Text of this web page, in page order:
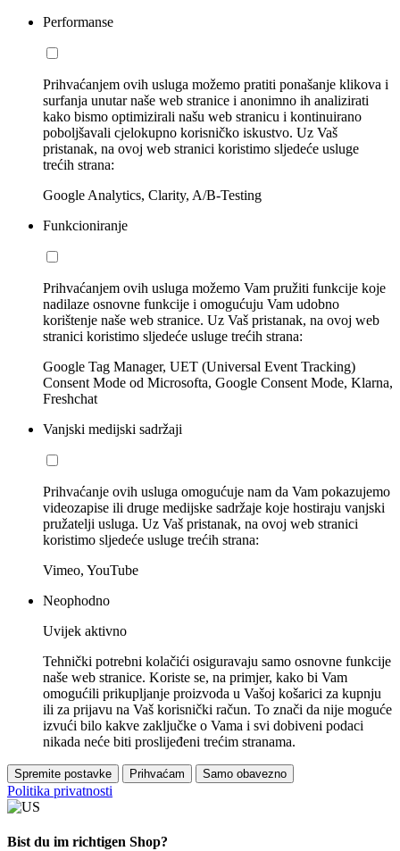
Performanse
Prihvaćanjem ovih usluga možemo pratiti ponašanje klikova i
surfanja unutar naše web stranice i anonimno ih analizirati
kako bismo optimizirali našu web stranicu i kontinuirano
poboljšavali cjelokupno korisničko iskustvo. Uz Vaš
pristanak, na ovoj web stranici koristimo sljedeće usluge
trećih strana:
Google Analytics, Clarity, A/B-Testing
Funkcioniranje
Prihvaćanjem ovih usluga možemo Vam pružiti funkcije koje
nadilaze osnovne funkcije i omogućuju Vam udobno
korištenje naše web stranice. Uz Vaš pristanak, na ovoj web
stranici koristimo sljedeće usluge trećih strana:
Google Tag Manager, UET (Universal Event Tracking)
Consent Mode od Microsofta, Google Consent Mode, Klarna,
Freshchat
Vanjski medijski sadržaji
Prihvaćanje ovih usluga omogućuje nam da Vam pokazujemo
videozapise ili druge medijske sadržaje koje hostiraju vanjski
pružatelji usluga. Uz Vaš pristanak, na ovoj web stranici
koristimo sljedeće usluge trećih strana:
Vimeo, YouTube
Neophodno
Uvijek aktivno
Tehnički potrebni kolačići osiguravaju samo osnovne funkcije
naše web stranice. Koriste se, na primjer, kako bi Vam
omogućili prikupljanje proizvoda u Vašoj košarici za kupnju
ili za prijavu na Vaš korisnički račun. To znači da nije moguće
izvući bilo kakve zaključke o Vama i svi dobiveni podaci
nikada neće biti proslijeđeni trećim stranama.
Spremite postavke Prihvaćam Samo obavezno
Politika privatnosti
Bist du im richtigen Shop?